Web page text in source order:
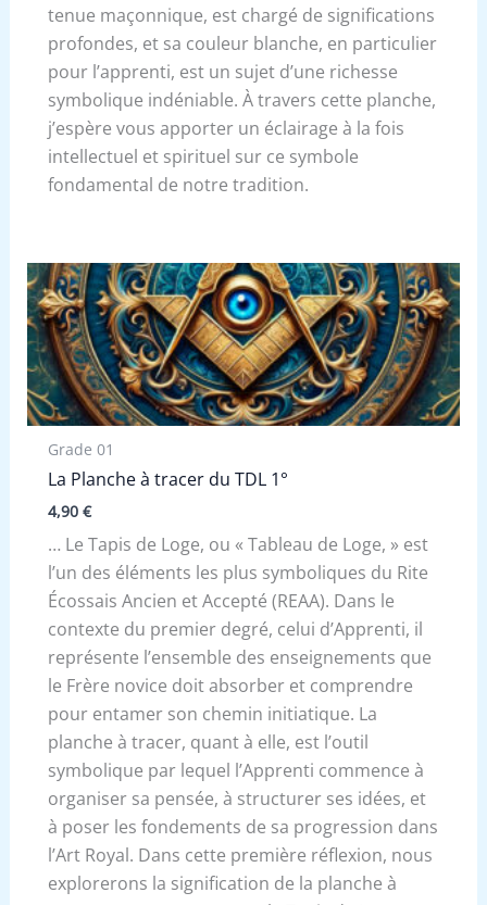
tenue maçonnique, est chargé de significations
profondes, et sa couleur blanche, en particulier
pour l’apprenti, est un sujet d’une richesse
symbolique indéniable. À travers cette planche,
j’espère vous apporter un éclairage à la fois
intellectuel et spirituel sur ce symbole
fondamental de notre tradition.
Grade 01
La Planche à tracer du TDL 1°
4,90 €
… Le Tapis de Loge, ou « Tableau de Loge, » est
l’un des éléments les plus symboliques du Rite
Écossais Ancien et Accepté (REAA). Dans le
contexte du premier degré, celui d’Apprenti, il
représente l’ensemble des enseignements que
le Frère novice doit absorber et comprendre
pour entamer son chemin initiatique. La
planche à tracer, quant à elle, est l’outil
symbolique par lequel l’Apprenti commence à
organiser sa pensée, à structurer ses idées, et
à poser les fondements de sa progression dans
l’Art Royal. Dans cette première réflexion, nous
explorerons la signification de la planche à